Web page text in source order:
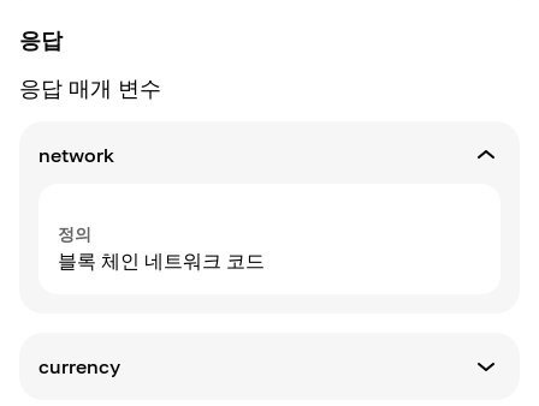
응답
응답 매개 변수
network
정의
블록 체인 네트워크 코드
currency